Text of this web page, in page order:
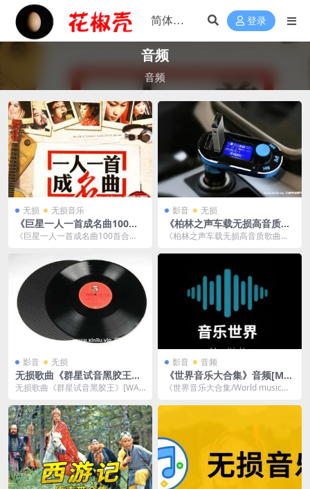
登录
音频
音频
无损 无损音乐
《巨星一人一首成名曲100首
合集》[WMA/879MB]云网盘
《巨星一人一首成名曲100首合
影音 无损
《柏林之声车载无损高音质歌
曲音乐》[MP3/MV/45GB]云
《柏林之声车载无损高音质歌曲音
+MV，已...
影音 无损
无损歌曲《群星试音黑胶王》
[WAV/1.5GB]夸克云网盘下载
无损歌曲《群星试音黑胶王》[WA
式，已做...
影音 音频
《世界音乐大合集》音频[MP
3/5GB]百度云网盘下载
《世界音乐大合集/World music》
载，...